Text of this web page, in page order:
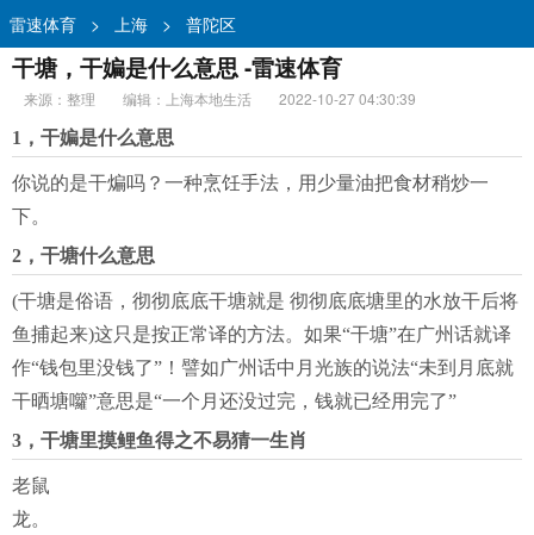
雷速体育 > 上海 > 普陀区
干塘，干媥是什么意思 -雷速体育
来源：整理 编辑：上海本地生活
2022-10-27 04:30:39
1，干媥是什么意思
你说的是干煸吗？一种烹饪手法，用少量油把食材稍炒一
下。
2，干塘什么意思
(干塘是俗语，彻彻底底干塘就是 彻彻底底塘里的水放干后将
鱼捕起来)这只是按正常译的方法。如果“干塘”在广州话就译
作“钱包里没钱了”！譬如广州话中月光族的说法“未到月底就
干晒塘囖”意思是“一个月还没过完，钱就已经用完了”
3，干塘里摸鲤鱼得之不易猜一生肖
老鼠
龙。